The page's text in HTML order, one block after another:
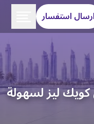
ارسال استفسار
ليز لسهولة